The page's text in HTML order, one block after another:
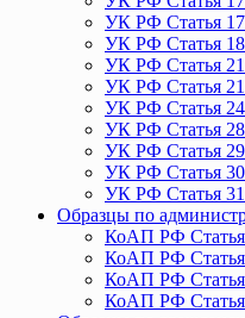
УК РФ Статья
УК РФ Статья
УК РФ Статья
УК РФ Статья
УК РФ Статья
УК РФ Статья
УК РФ Статья
УК РФ Статья
УК РФ Статья
Образцы по
КоАП РФ Статья
КоАП РФ Статья
КоАП РФ Статья
КоАП РФ Статья